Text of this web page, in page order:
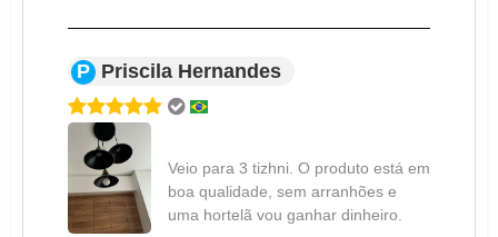
P Priscila Hernandes
Veio para 3 tizhni. O produto está em
boa qualidade, sem arranhões e
uma hortelã vou ganhar dinheiro.